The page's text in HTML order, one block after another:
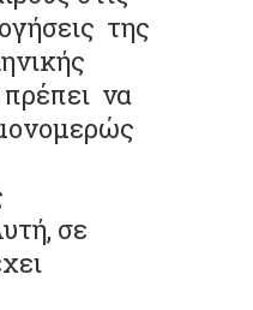
της
πρέπει να
σε